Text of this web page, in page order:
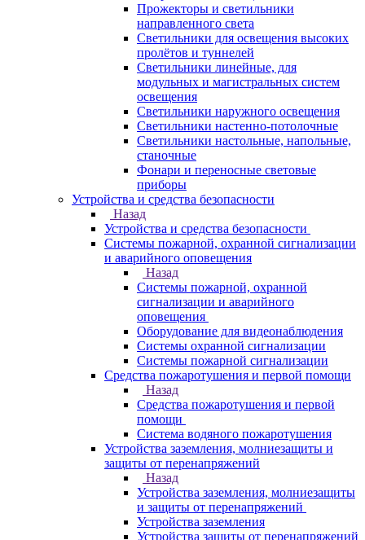
Прожекторы и светильники
направленного света
Светильники для освещения высоких
пролётов и туннелей
Светильники линейные, для
модульных и магистральных систем
освещения
Светильники наружного освещения
Светильники настенно-потолочные
Светильники настольные, напольные,
станочные
Фонари и переносные световые
приборы
Устройства и средства безопасности
Назад
Устройства и средства безопасности
Системы пожарной, охранной сигнализации
и аварийного оповещения
Назад
Системы пожарной, охранной
сигнализации и аварийного
оповещения
Оборудование для видеонаблюдения
Системы охранной сигнализации
Системы пожарной сигнализации
Средства пожаротушения и первой помощи
Назад
Средства пожаротушения и первой
помощи
Система водяного пожаротушения
Устройства заземления, молниезащиты и
защиты от перенапряжений
Назад
Устройства заземления, молниезащиты
и защиты от перенапряжений
Устройства заземления
Устройства защиты от перенапряжений